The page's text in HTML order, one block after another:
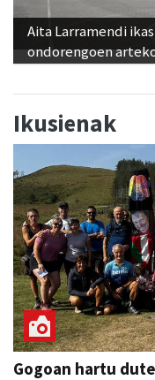
Aita Larramendi
ondorengoen
Ikusienak
Gogoan hartu